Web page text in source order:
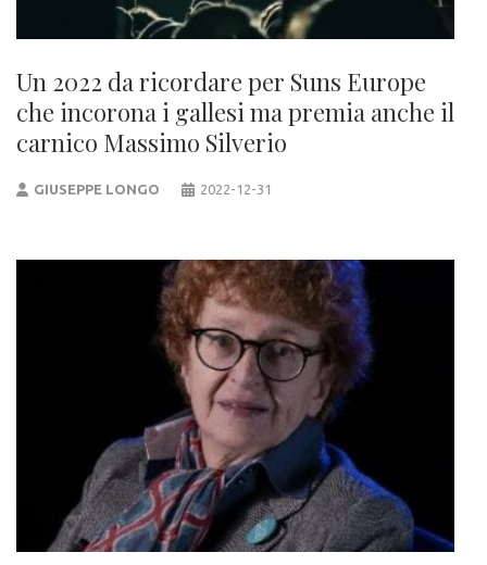
Un 2022 da ricordare per Suns Europe
che incorona i gallesi ma premia anche il
carnico Massimo Silverio
GIUSEPPE LONGO 2022-12-31